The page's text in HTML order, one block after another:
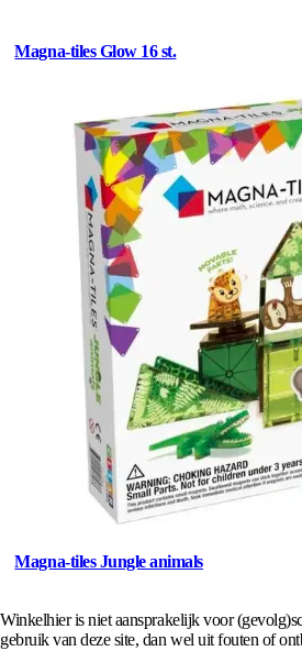
Magna-tiles Glow 16 st.
Magna-tiles Jungle animals
Winkelhier is niet aansprakelijk voor
gebruik van deze site, dan wel uit fouten of